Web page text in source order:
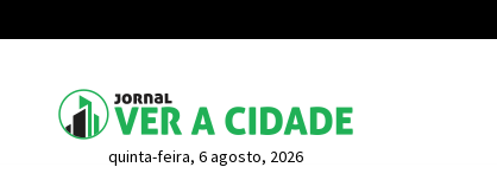
quinta-feira, 6 agosto, 2026